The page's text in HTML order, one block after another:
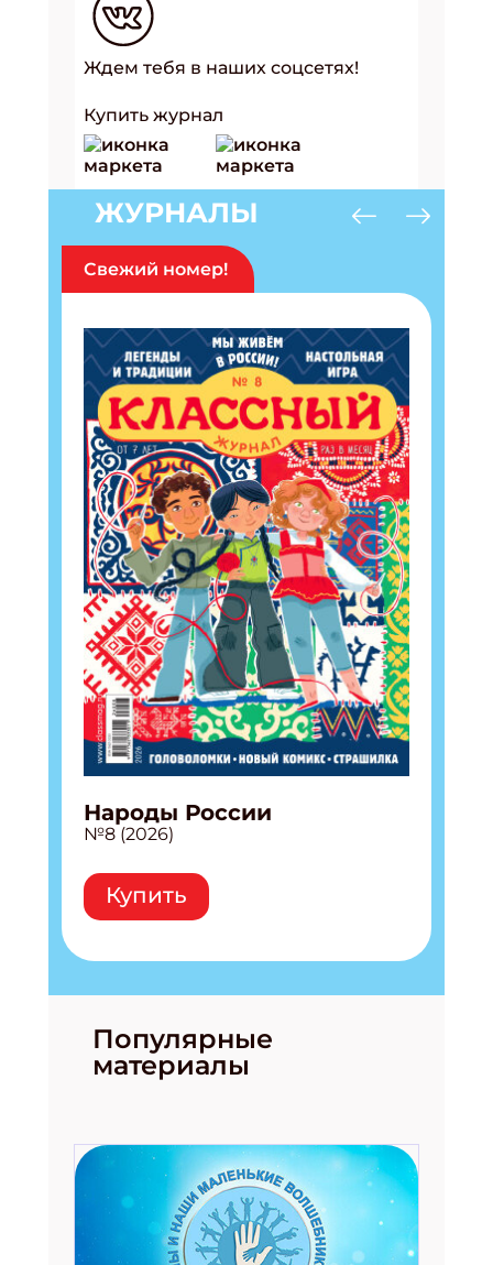
Ждем тебя в наших соцсетях!
Купить журнал
ЖУРНАЛЫ
Свежий номер!
Народы России
№8 (2026)
Купить
Популярные
материалы
Подпишись на рассылку
Получи электронный "Классный журнал" в
подарок!
Укажите имя